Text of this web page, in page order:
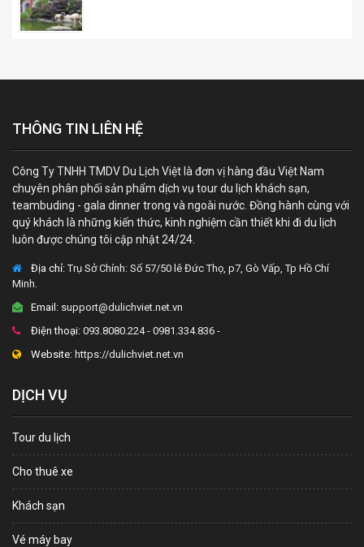
THÔNG TIN LIÊN HỆ
Công Ty TNHH TMDV Du Lịch Việt là đơn vị hàng đầu Việt Nam
chuyên phân phối sản phẩm dịch vụ tour du lịch khách sạn,
teambuding - gala dinner trong và ngoài nước. Đồng hành cùng với
quý khách là những kiến thức, kinh nghiệm cần thiết khi đi du lịch
luôn được chúng tôi cập nhật 24/24.
Địa chỉ:Trụ Sở Chính: Số 57/50 lê Đức Thọ, p7, Gò Vấp, Tp Hồ Chí
Minh.
Email: support@dulichviet.net.vn
Điện thoại: 093.8080.224 - 0981.334.836 -
Website: https://dulichviet.net.vn
DỊCH VỤ
Tour du lịch
Cho thuê xe
Khách sạn
Vé máy bay